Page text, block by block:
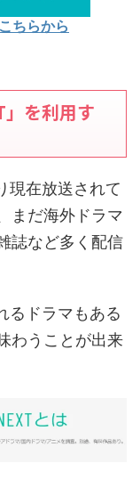
ちらから
を利用す
現在放送されて
まだ海外ドラマ
誌など多く配信
るドラマもある
わうことが出来